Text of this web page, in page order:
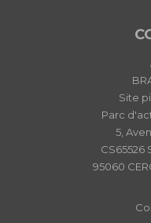
Site
Parc
5,
CS65526
95060